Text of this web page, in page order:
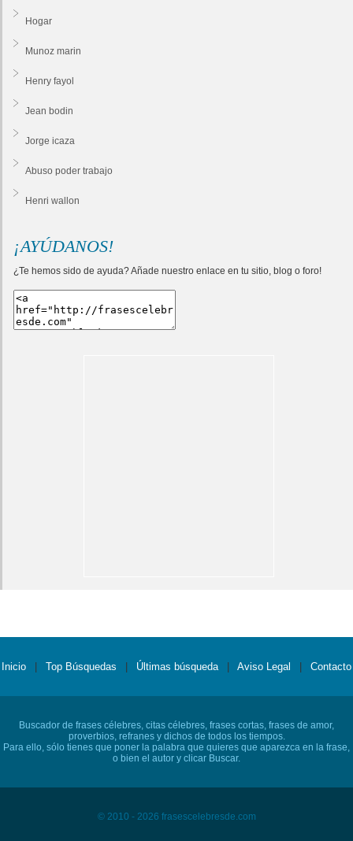
Hogar
Munoz marin
Henry fayol
Jean bodin
Jorge icaza
Abuso poder trabajo
Henri wallon
¡AYÚDANOS!
¿Te hemos sido de ayuda? Añade nuestro enlace en tu sitio, blog o foro!
Inicio Top Búsquedas Últimas búsqueda Aviso Legal Contacto
Buscador de frases célebres, citas célebres, frases cortas, frases de amor,
proverbios, refranes y dichos de todos los tiempos.
Para ello, sólo tienes que poner la palabra que quieres que aparezca en la frase,
o bien el autor y clicar Buscar.
© 2010 - 2026 frasescelebresde.com